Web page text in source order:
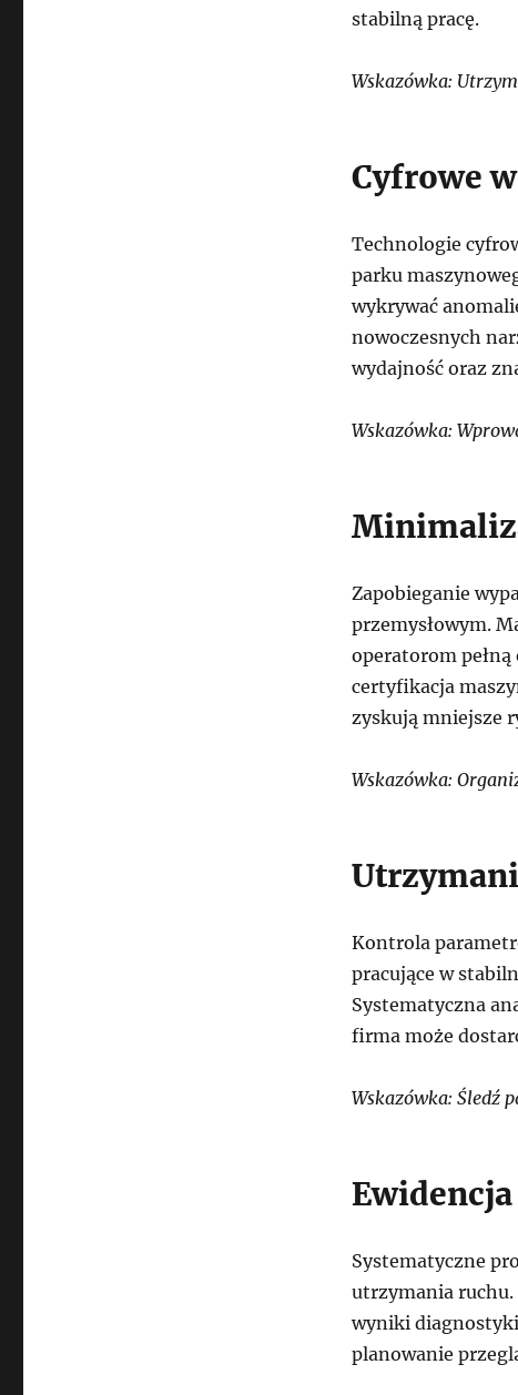
stabilną pracę.
Wskazówka:
Cyfrowe
Technologie
parku
wykrywać
nowoczesnych
wydajność oraz
Wskazówka:
Zapobieganie
przemysłowym.
operatorom pełną
certyfikacja
zyskują mniejsze
Wskazówka:
Kontrola
pracujące w
Systematyczna
firma może
Wskazówka: Śledź
Systematyczne
utrzymania
wyniki
planowanie